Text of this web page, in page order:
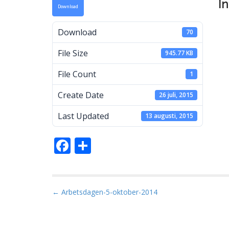
M
a
Download
Download 70
File Size 945.77 KB
File Count 1
Create Date 26 juli, 2015
Last Updated 13 augusti, 2015
F
b
P
← Arbetsdagen-5-oktober-2014